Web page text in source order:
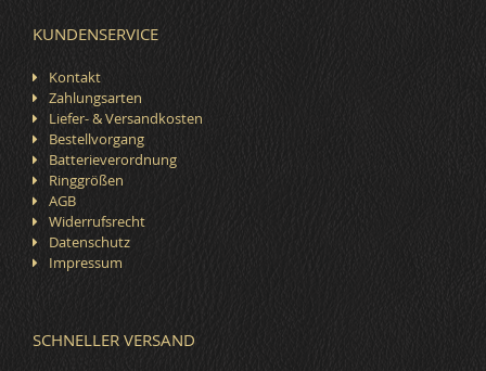
KUNDENSERVICE
Kontakt
Zahlungsarten
Liefer- & Versandkosten
Bestellvorgang
Batterieverordnung
Ringgrößen
AGB
Widerrufsrecht
Datenschutz
Impressum
SCHNELLER VERSAND